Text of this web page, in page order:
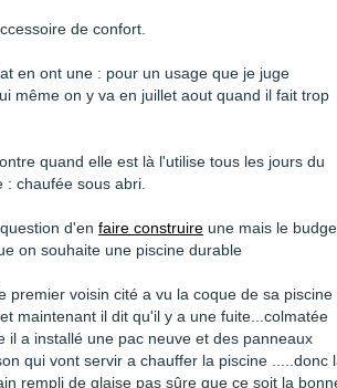
de confort.
en ont une : pour un usage que je juge
même on y va en juillet aout quand il fait trop
quand elle est là l'utilise tous les jours du
chaufée sous abri.
d'en faire construire une mais le
on souhaite une piscine durable
premier voisin cité a vu la coque de sa piscine
maintenant il dit qu'il y a une fuite...colmatée
il a installé une pac neuve et des panneaux
qui vont servir a chauffer la piscine .....donc
rempli de glaise pas sûre que ce soit la